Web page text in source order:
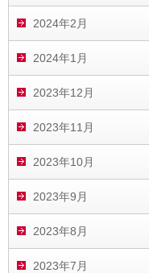
2024年2月
2024年1月
2023年12月
2023年11月
2023年10月
2023年9月
2023年8月
2023年7月